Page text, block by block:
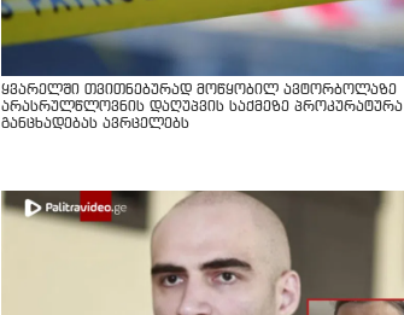
ყვარელში თვითნებურად მოწყობილ ავტორბოლაზე
არასრულწლოვნის დაღუპვის საქმეზე პროკურატურა
განცხადებას ავრცელებს